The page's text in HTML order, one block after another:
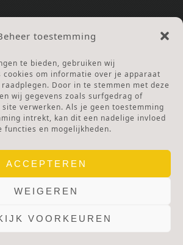
toestemming
te bieden, gebruiken wij
cookies om informatie over je apparaat
Door in te stemmen met deze
wij gegevens zoals surfgedrag of
verwerken. Als je geen toestemming
intrekt, kan dit een nadelige invloed
functies en mogelijkheden.
ACCEPTEREN
WEIGEREN
VOORKEUREN
002832987
WEBSITE. PRIVACY & COOKIES.